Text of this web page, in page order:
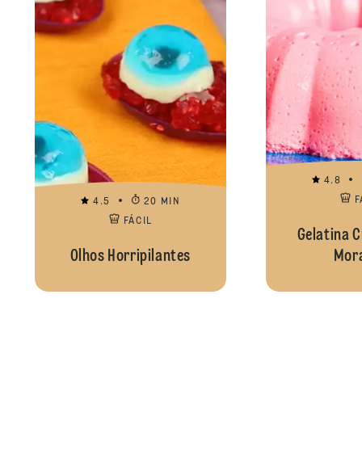
4.5
20 MIN
FÁCIL
Olhos Horripilantes
4.8
Gelatina